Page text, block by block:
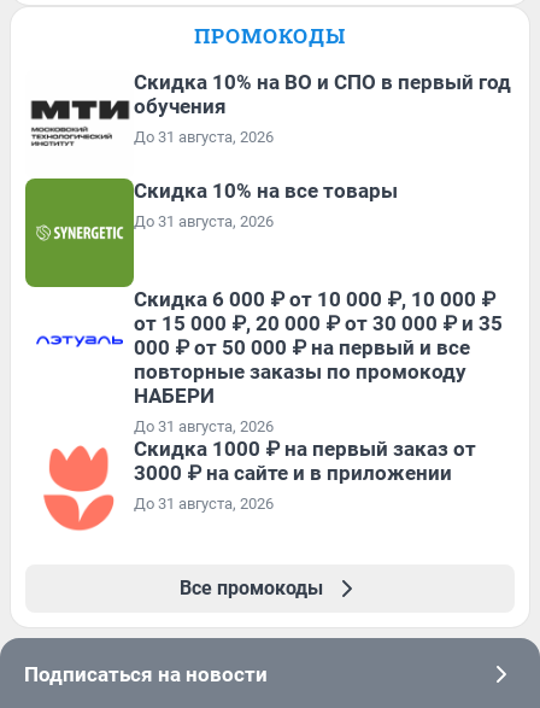
ПРОМОКОДЫ
Скидка 10% на ВО и СПО в первый год
обучения
До 31 августа, 2026
Скидка 10% на все товары
До 31 августа, 2026
Скидка 6 000 ₽ от 10 000 ₽, 10 000 ₽
от 15 000 ₽, 20 000 ₽ от 30 000 ₽ и 35
000 ₽ от 50 000 ₽ на первый и все
повторные заказы по промокоду
НАБЕРИ
До 31 августа, 2026
Скидка 1000 ₽ на первый заказ от
3000 ₽ на сайте и в приложении
До 31 августа, 2026
Все промокоды
Подписаться на новости